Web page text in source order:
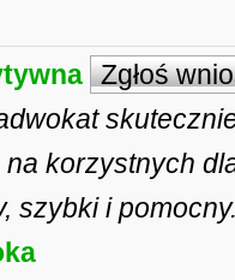
Zgłoś
korzystnych
szybki i